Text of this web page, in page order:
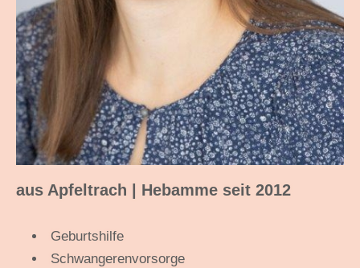
aus Apfeltrach | Hebamme seit 2012
Geburtshilfe
Schwangerenvorsorge